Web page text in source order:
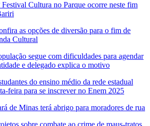
Festival Cultura no Parque ocorre neste fim
as opções de diversão para o fim de
Cultural
segue com dificuldades para agendar
e delegado explica o motivo
do ensino médio da rede estadual
feira para se inscrever no Enem 2025
de Minas terá abrigo para moradores de rua